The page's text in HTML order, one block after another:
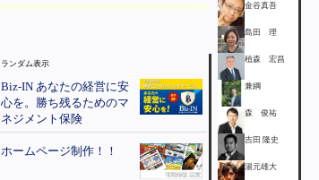
ランダム表示
Biz-IN あなたの経営に安
心を。勝ち残るためのマ
ネジメント保険
ホームページ制作！！
金谷真吾
島田 理
植森 宏昌
兼綱
森 俊祐
吉田 隆史
湯元雄大